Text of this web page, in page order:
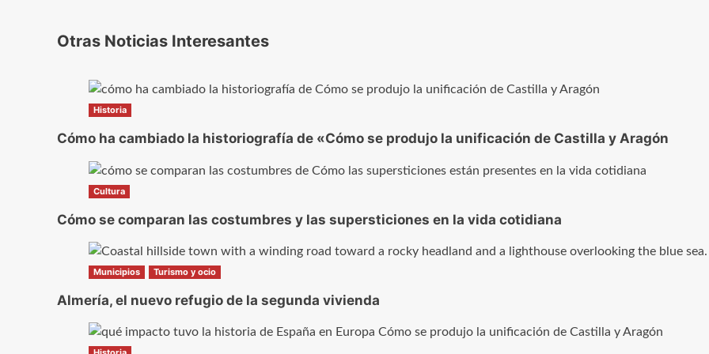
Otras Noticias Interesantes
Historia
Cómo ha cambiado la historiografía de «Cómo se produjo la unificación de Castilla y Aragón
Cultura
Cómo se comparan las costumbres y las supersticiones en la vida cotidiana
Municipios Turismo y ocio
Almería, el nuevo refugio de la segunda vivienda